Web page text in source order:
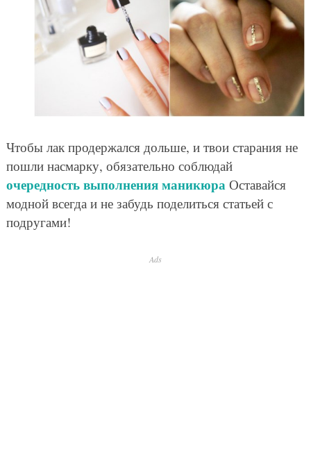
Чтобы лак продержался дольше, и твои старания не
пошли насмарку, обязательно соблюдай
очередность выполнения маникюра Оставайся
модной всегда и не забудь поделиться статьей с
подругами!
Ads